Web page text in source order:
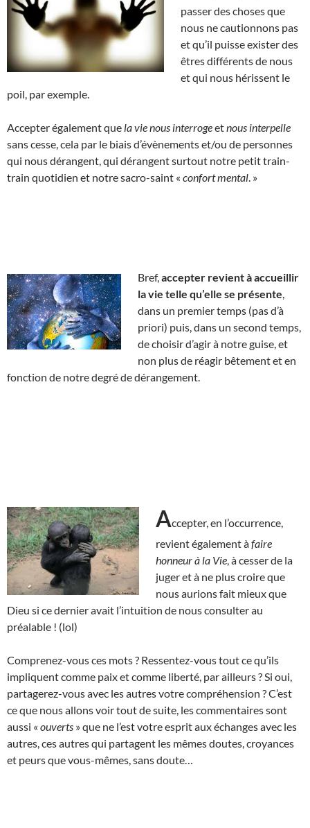
passer des choses que
nous ne cautionnons pas
et qu’il puisse exister des
êtres différents de nous
et qui nous hérissent le
poil, par exemple.
Accepter également que la vie nous interrogeetnous interpelle
sans cesse, cela par le biais d’évènements et/ou de personnes
qui nous dérangent, qui dérangent surtout notre petit train-
train quotidien et notre sacro-saint « confort mental . »
Bref, accepter revient à accueillir
la vie telle qu’elle se présente
dans un premier temps (pas d’à
priori) puis, dans un second temps,
de choisir d’agir à notre guise, et
non plus de réagir bêtement et en
fonction de notre degré de dérangement.
Accepter, en l’occurrence,
revient également àfaire
honneur à la Vie , à cesser de la
juger et à ne plus croire que
nous aurions fait mieux que
Dieu si ce dernier avait l’intuition de nous consulter au
préalable ! (lol)
Comprenez-vous ces mots ? Ressentez-vous tout ce qu’ils
impliquent comme paix et comme liberté, par ailleurs ? Si oui,
partagerez-vous avec les autres votre compréhension ? C’est
ce que nous allons voir tout de suite, les commentaires sont
aussi « ouverts » que ne l’est votre esprit aux échanges avec les
autres, ces autres qui partagent les mêmes doutes, croyances
et peurs que vous-mêmes, sans doute…